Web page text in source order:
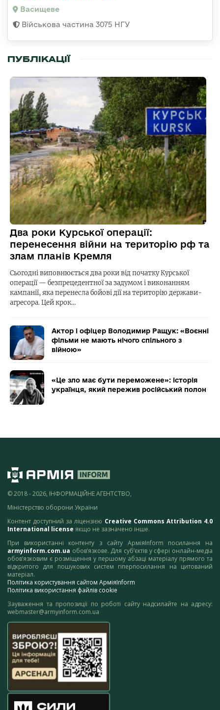
Васищеве
Військова частина 3075 НГУ
ПУБЛІКАЦІЇ
Два роки Курської операції:
перенесення війни на територію рф та
злам планів Кремля
Сьогодні виповнюється два роки від початку Курської
операції — безпрецедентної за задумом і виконанням
кампанії, яка перенесла бойові дії на територію держави-
агресора. Цей крок…
Актор і офіцер Володимир Ращук: «Воєнні
фільми не мають нічого спільного з
війною»
«Це зло має бути переможене»: історія
українця, який пережив російський полон
© 2018 - 2026, ІНФОРМАЦІЙНЕ АГЕНТСТВО,
Міністерство оборони України
Контент доступний за ліцензією Creative Commons Attribution 4.0
International license якщо не зазначено інше.
При використанні контенту з сайту АрміяInform посилання на
armyinform.com.ua обов’язкове. Для суб’єктів у сфері онлайн-медіа
обов’язковим є розміщення у першому абзаці матеріалу прямого та
відкритого для пошукових систем гіперпосилання на цитований
матеріал.
Політика користування сайтом АрміяInform
Політика використання файлів cookie
Зауваження та пропозиції по роботі сайту надсилайте на адресу:
webmaster@armyinform.com.ua